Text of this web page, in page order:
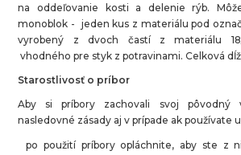
na oddeľovanie kosti a delenie rýb.
monoblok - jeden kus z materiálu pod
vyrobený z dvoch častí z materiálu
vhodného pre styk z potravinami. Celková
Starostlivosť o príbor
Aby si príbory zachovali svoj pôvodný
nasledovné zásady aj v prípade ak používate
po použití príbory opláchnite, aby ste z